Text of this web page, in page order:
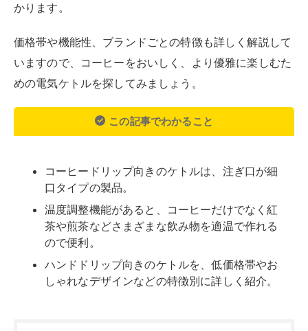
かります。
価格帯や機能性、ブランドごとの特徴も詳しく解説して
いますので、コーヒーをおいしく、より優雅に楽しむた
めの電気ケトルを探してみましょう。
この記事でわかること
コーヒードリップ向きのケトルは、注ぎ口が細
口タイプの製品。
温度調整機能があると、コーヒーだけでなく紅
茶や煎茶などさまざまな飲み物を適温で作れる
ので便利。
ハンドドリップ向きのケトルを、低価格帯やお
しゃれなデザインなどの特徴別に詳しく紹介。